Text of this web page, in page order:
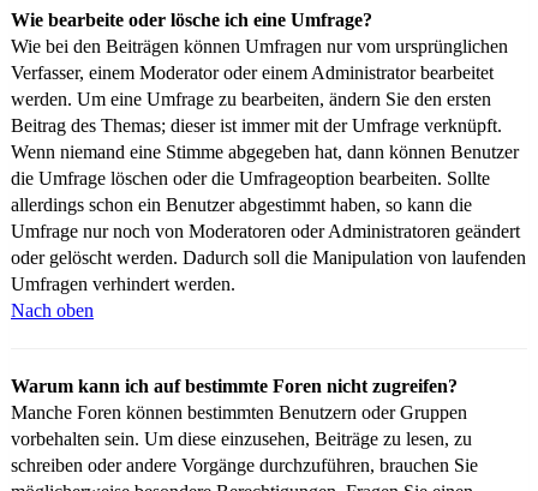
Wie bearbeite oder lösche ich eine Umfrage?
Wie bei den Beiträgen können Umfragen nur vom ursprünglichen
Verfasser, einem Moderator oder einem Administrator bearbeitet
werden. Um eine Umfrage zu bearbeiten, ändern Sie den ersten
Beitrag des Themas; dieser ist immer mit der Umfrage verknüpft.
Wenn niemand eine Stimme abgegeben hat, dann können Benutzer
die Umfrage löschen oder die Umfrageoption bearbeiten. Sollte
allerdings schon ein Benutzer abgestimmt haben, so kann die
Umfrage nur noch von Moderatoren oder Administratoren geändert
oder gelöscht werden. Dadurch soll die Manipulation von laufenden
Umfragen verhindert werden.
Nach oben
Warum kann ich auf bestimmte Foren nicht zugreifen?
Manche Foren können bestimmten Benutzern oder Gruppen
vorbehalten sein. Um diese einzusehen, Beiträge zu lesen, zu
schreiben oder andere Vorgänge durchzuführen, brauchen Sie